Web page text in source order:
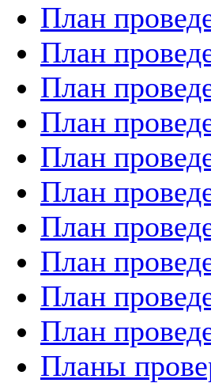
План
План
План
План
План
План
План
План
План
План
Планы